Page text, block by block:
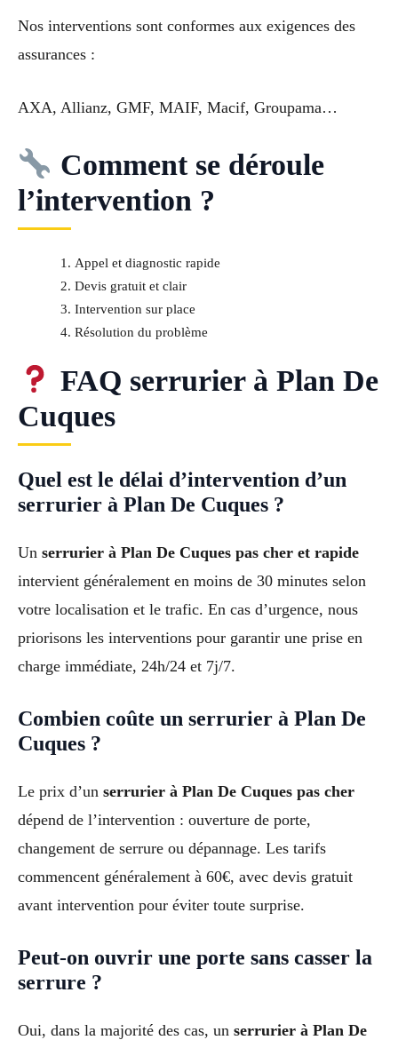
Nos interventions sont conformes aux exigences des
assurances :
AXA, Allianz, GMF, MAIF, Macif, Groupama…
Comment se déroule
l’intervention ?
Appel et diagnostic rapide
Devis gratuit et clair
Intervention sur place
Résolution du problème
FAQ serrurier à Plan De
Cuques
Quel est le délai d’intervention d’un
serrurier à Plan De Cuques ?
Un serrurier à Plan De Cuques pas cher et rapide
intervient généralement en moins de 30 minutes selon
votre localisation et le trafic. En cas d’urgence, nous
priorisons les interventions pour garantir une prise en
charge immédiate, 24h/24 et 7j/7.
Combien coûte un serrurier à Plan De
Cuques ?
Le prix d’un serrurier à Plan De Cuques pas cher
dépend de l’intervention : ouverture de porte,
changement de serrure ou dépannage. Les tarifs
commencent généralement à 60€, avec devis gratuit
avant intervention pour éviter toute surprise.
Peut-on ouvrir une porte sans casser la
serrure ?
Oui, dans la majorité des cas, un serrurier à Plan De